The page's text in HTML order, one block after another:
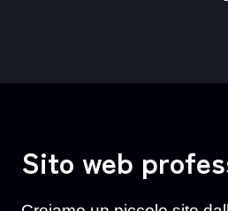
Sito web